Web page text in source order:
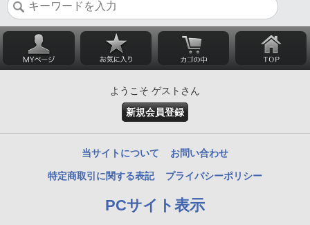
ようこそ ゲストさん
新規会員登録
当サイトについて お問い合わせ
特定商取引に関する表記 プライバシーポリシー
PCサイト表示